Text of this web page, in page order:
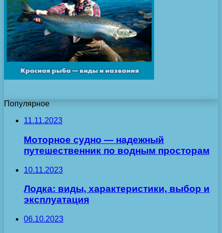
Популярное
11.11.2023
Моторное судно — надежный
путешественник по водным просторам
10.11.2023
Лодка: виды, характеристики, выбор и
эксплуатация
06.10.2023